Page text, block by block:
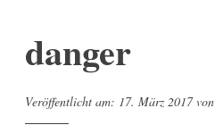
danger
Veröffentlicht am: 17. März 2017von